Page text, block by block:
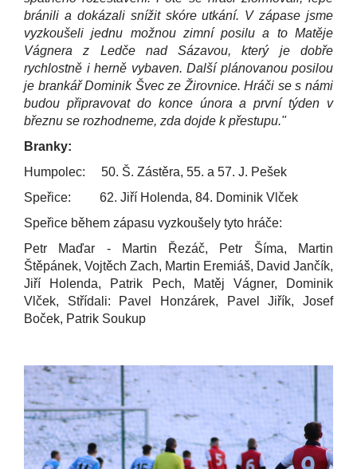
bránili a dokázali snížit skóre utkání. V zápase jsme
vyzkoušeli jednu možnou zimní posilu a to Matěje
Vágnera z Ledče nad Sázavou, který je dobře
rychlostně i herně vybaven. Další plánovanou posilou
je brankář Dominik Švec ze Žirovnice. Hráči se s námi
budou připravovat do konce února a první týden v
březnu se rozhodneme, zda dojde k přestupu."
Branky:
Humpolec: 50. Š. Zástěra, 55. a 57. J. Pešek
Speřice: 62. Jiří Holenda, 84. Dominik Vlček
Speřice během zápasu vyzkoušely tyto hráče:
Petr Maďar -
Martin Řezáč, Petr Šíma, Martin
Štěpánek, Vojtěch Zach, Martin Eremiáš, David Jančík,
Jiří Holenda, Patrik Pech,
Matěj Vágner, Dominik
Vlček, Střídali: Pavel Honzárek,
Pavel Jiřík,
Josef
Boček, Patrik Soukup